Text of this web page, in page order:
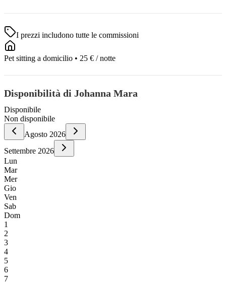
I prezzi includono tutte le commissioni
Pet sitting a domicilio • 25 € / notte
Disponibilità di Johanna Mara
Disponibile
Non disponibile
Agosto 2026
Settembre 2026
Lun
Mar
Mer
Gio
Ven
Sab
Dom
1
2
3
4
5
6
7